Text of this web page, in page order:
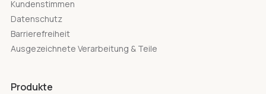
Kundenstimmen
Datenschutz
Barrierefreiheit
Ausgezeichnete Verarbeitung & Teile
Produkte